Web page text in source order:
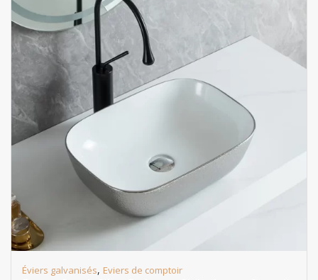
Éviers galvanisés, Eviers de comptoir